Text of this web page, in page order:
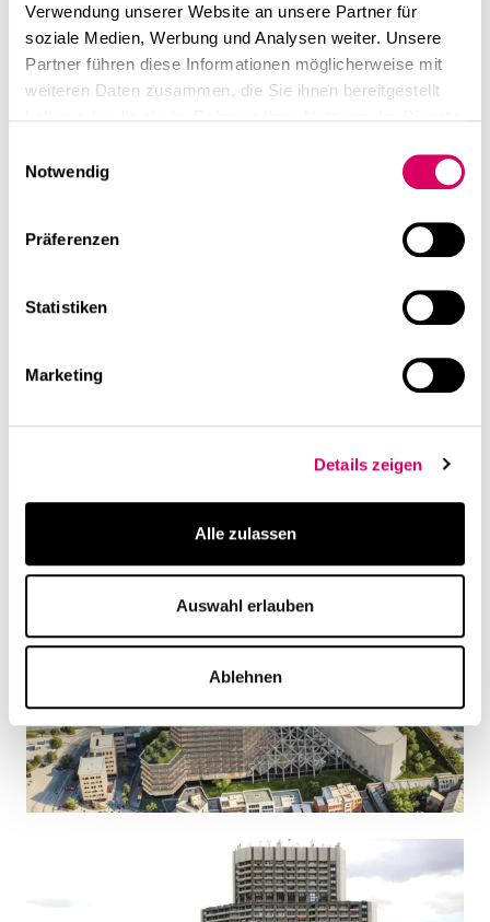
Verwendung unserer Website an unsere Partner für
soziale Medien, Werbung und Analysen weiter. Unsere
Partner führen diese Informationen möglicherweise mit
weiteren Daten zusammen, die Sie ihnen bereitgestellt
Notwendig
Präferenzen
Statistiken
Marketing
Details zeigen
Alle zulassen
Auswahl erlauben
Ablehnen